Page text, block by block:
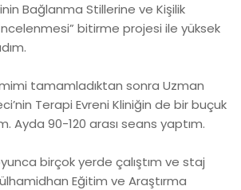
Bağlanma Stillerine ve Kişilik
bitirme projesi ile yüksek
tamamladıktan sonra Uzman
Terapi Evreni Kliniğin de bir buçuk
Ayda 90-120 arası seans yaptım.
birçok yerde çalıştım ve staj
Eğitim ve Araştırma